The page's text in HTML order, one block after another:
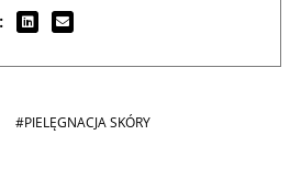
#PIELĘGNACJA SKÓRY